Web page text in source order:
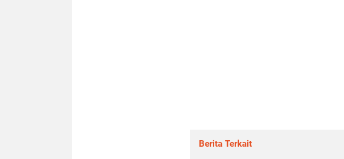
Berita Terkait